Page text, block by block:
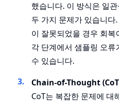
했습니다. 이 방식은 일
두 가지 문제가 있습니다
이 잘못되었을 경우 회복
각 단계에서 샘플링 오
수 있습니다.
Chain-of-Thought
CoT는 복잡한 문제에 대